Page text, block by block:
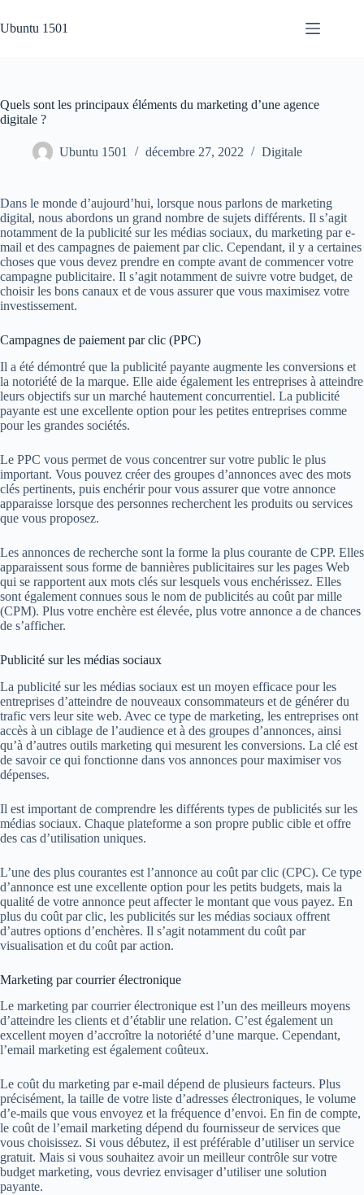
au
contenu
Ubuntu 1501
Quels sont les principaux éléments du marketing d’une agence
digitale ?
Ubuntu 1501 décembre 27, 2022 Digitale
Dans le monde d’aujourd’hui, lorsque nous parlons de marketing
digital, nous abordons un grand nombre de sujets différents. Il s’agit
notamment de la publicité sur les médias sociaux, du marketing par e-
mail et des campagnes de paiement par clic. Cependant, il y a certaines
choses que vous devez prendre en compte avant de commencer votre
campagne publicitaire. Il s’agit notamment de suivre votre budget, de
choisir les bons canaux et de vous assurer que vous maximisez votre
investissement.
Campagnes de paiement par clic (PPC)
Il a été démontré que la publicité payante augmente les conversions et
la notoriété de la marque. Elle aide également les entreprises à atteindre
leurs objectifs sur un marché hautement concurrentiel. La publicité
payante est une excellente option pour les petites entreprises comme
pour les grandes sociétés.
Le PPC vous permet de vous concentrer sur votre public le plus
important. Vous pouvez créer des groupes d’annonces avec des mots
clés pertinents, puis enchérir pour vous assurer que votre annonce
apparaisse lorsque des personnes recherchent les produits ou services
que vous proposez.
Les annonces de recherche sont la forme la plus courante de CPP. Elles
apparaissent sous forme de bannières publicitaires sur les pages Web
qui se rapportent aux mots clés sur lesquels vous enchérissez. Elles
sont également connues sous le nom de publicités au coût par mille
(CPM). Plus votre enchère est élevée, plus votre annonce a de chances
de s’afficher.
Publicité sur les médias sociaux
La publicité sur les médias sociaux est un moyen efficace pour les
entreprises d’atteindre de nouveaux consommateurs et de générer du
trafic vers leur site web. Avec ce type de marketing, les entreprises ont
accès à un ciblage de l’audience et à des groupes d’annonces, ainsi
qu’à d’autres outils marketing qui mesurent les conversions. La clé est
de savoir ce qui fonctionne dans vos annonces pour maximiser vos
dépenses.
Il est important de comprendre les différents types de publicités sur les
médias sociaux. Chaque plateforme a son propre public cible et offre
des cas d’utilisation uniques.
L’une des plus courantes est l’annonce au coût par clic (CPC). Ce type
d’annonce est une excellente option pour les petits budgets, mais la
qualité de votre annonce peut affecter le montant que vous payez. En
plus du coût par clic, les publicités sur les médias sociaux offrent
d’autres options d’enchères. Il s’agit notamment du coût par
visualisation et du coût par action.
Marketing par courrier électronique
Le marketing par courrier électronique est l’un des meilleurs moyens
d’atteindre les clients et d’établir une relation. C’est également un
excellent moyen d’accroître la notoriété d’une marque. Cependant,
l’email marketing est également coûteux.
Le coût du marketing par e-mail dépend de plusieurs facteurs. Plus
précisément, la taille de votre liste d’adresses électroniques, le volume
d’e-mails que vous envoyez et la fréquence d’envoi. En fin de compte,
le coût de l’email marketing dépend du fournisseur de services que
vous choisissez. Si vous débutez, il est préférable d’utiliser un service
gratuit. Mais si vous souhaitez avoir un meilleur contrôle sur votre
budget marketing, vous devriez envisager d’utiliser une solution
payante.